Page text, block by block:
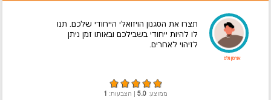
אורסון וולס
תצרו את הסגנון הויזואלי הייחודי שלכם. תנו
לו להיות ייחודי בשבילכם ובאותו זמן ניתן
לזיהוי לאחרים.
ממוצע: 5.0 | הצבעות: 1